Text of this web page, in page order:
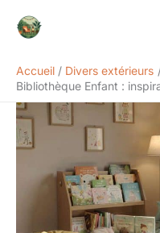
Accueil
Divers extérieurs
Bibliothèque Enfant :